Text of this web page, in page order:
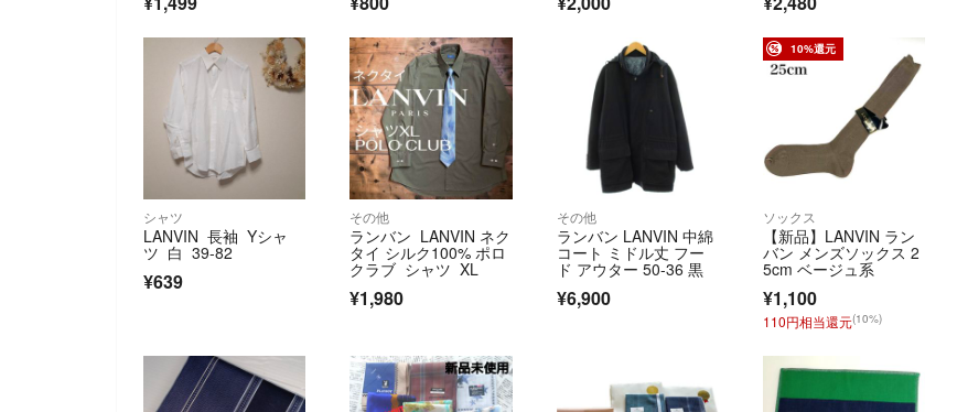
シャツ
LANVIN 長袖 Yシャ
ツ 白 39-82
¥639
その他
ランバン LANVIN ネク
タイ シルク100% ポロ
クラブ シャツ XL
¥1,980
その他
ランバン LANVIN 中綿
コート ミドル丈 フー
ド アウター 50-36 黒
¥6,900
10%還元
ソックス
【新品】LANVIN ラン
バン メンズソックス 2
5cm ベージュ系
¥1,100
110円相当還元(10%)